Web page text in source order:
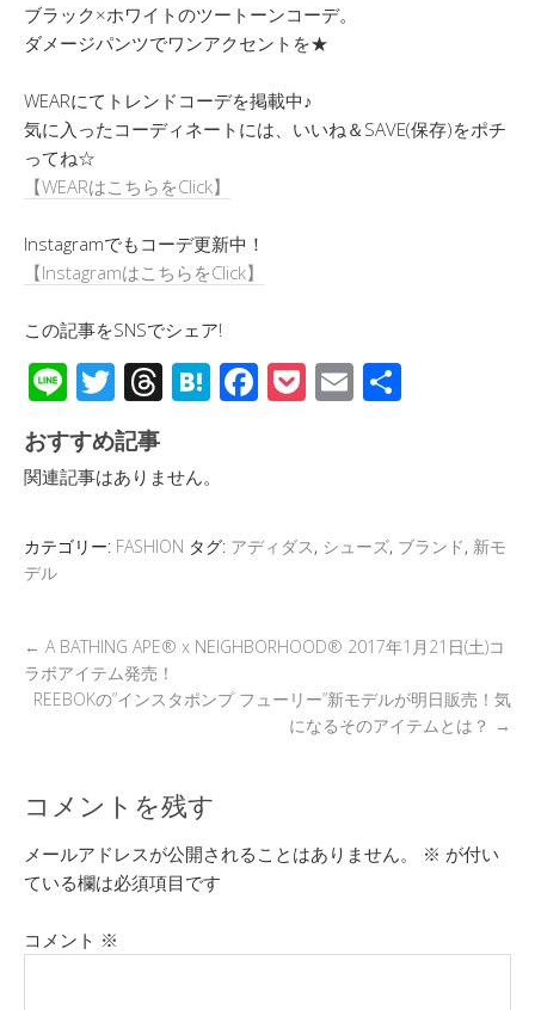
ブラック×ホワイトのツートーンコーデ。
ダメージパンツでワンアクセントを★
WEARにてトレンドコーデを掲載中♪
気に入ったコーディネートには、いいね＆SAVE(保存)をポチ
ってね☆
【WEARはこちらをClick】
Instagramでもコーデ更新中！
【InstagramはこちらをClick】
この記事をSNSでシェア!
Li
n
e
T
wi
tt
er
T
hr
e
a
d
H
at
a
F
ac
o
o
P
o
E
m
おすすめ記事
関連記事はありません。
カテゴリー: FASHION タグ: アディダス, シューズ, ブランド, 新モ
デル
← A BATHING APE® x NEIGHBORHOOD® 2017年1月21日(土)コ
ラボアイテム発売！
REEBOKの”インスタポンプ フューリー”新モデルが明日販売！気
になるそのアイテムとは？ →
コメントを残す
メールアドレスが公開されることはありません。 ※ が付い
ている欄は必須項目です
コメント ※